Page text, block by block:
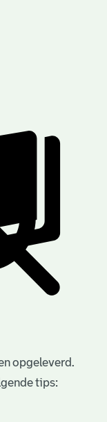
opgeleverd.
tips: